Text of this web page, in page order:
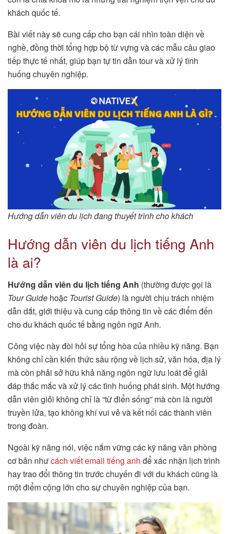
khách quốc tế.
Bài viết này sẽ cung cấp cho bạn cái nhìn toàn diện về
nghề, đồng thời tổng hợp bộ từ vựng và các mẫu câu giao
tiếp thực tế nhất, giúp bạn tự tin dẫn tour và xử lý tình
huống chuyên nghiệp.
Hướng dẫn viên du lịch đang thuyết trình cho khách
Hướng dẫn viên du lịch tiếng Anh
là ai?
Hướng dẫn viên du lịch tiếng Anh (thường được gọi là
Tour Guide hoặc Tourist Guide) là người chịu trách nhiệm
dẫn dắt, giới thiệu và cung cấp thông tin về các điểm đến
cho du khách quốc tế bằng ngôn ngữ Anh.
Công việc này đòi hỏi sự tổng hòa của nhiều kỹ năng. Bạn
không chỉ cần kiến thức sâu rộng về lịch sử, văn hóa, địa lý
mà còn phải sở hữu khả năng ngôn ngữ lưu loát để giải
đáp thắc mắc và xử lý các tình huống phát sinh. Một hướng
dẫn viên giỏi không chỉ là “từ điển sống” mà còn là người
truyền lửa, tạo không khí vui vẻ và kết nối các thành viên
trong đoàn.
Ngoài kỹ năng nói, việc nắm vững các kỹ năng văn phòng
cơ bản nhưcách viết email tiếng anh để xác nhận lịch trình
hay trao đổi thông tin trước chuyến đi với du khách cũng là
một điểm cộng lớn cho sự chuyên nghiệp của bạn.